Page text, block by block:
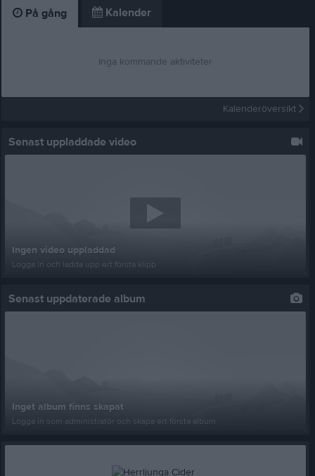
På gång Kalender
Inga kommande aktiviteter
Kalenderöversikt
Senast uppladdade video
Ingen video uppladdad
Logga in och ladda upp ert första klipp
Senast uppdaterade album
Inget album finns skapat
Logga in som administratör och skapa ert första album